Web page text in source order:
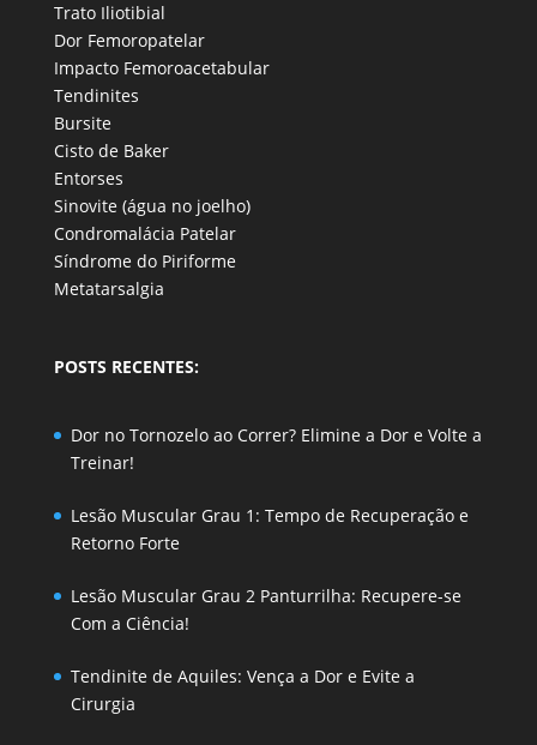
Trato Iliotibial
Dor Femoropatelar
Impacto Femoroacetabular
Tendinites
Bursite
Cisto de Baker
Entorses
Sinovite (água no joelho)
Condromalácia Patelar
Síndrome do Piriforme
Metatarsalgia
POSTS RECENTES:
Dor no Tornozelo ao Correr? Elimine a Dor e Volte a
Treinar!
Lesão Muscular Grau 1: Tempo de Recuperação e
Retorno Forte
Lesão Muscular Grau 2 Panturrilha: Recupere-se
Com a Ciência!
Tendinite de Aquiles: Vença a Dor e Evite a
Cirurgia